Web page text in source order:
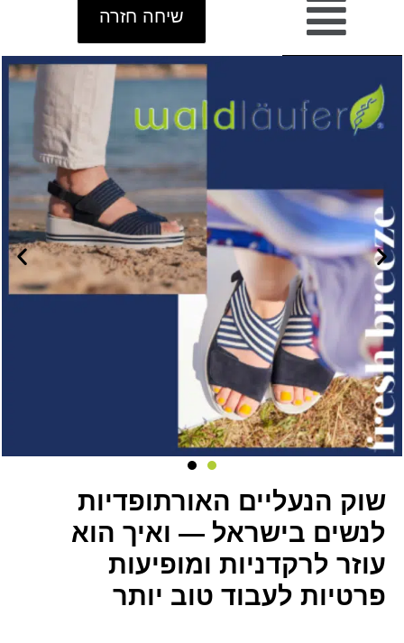
שיחה חזרה
שוק הנעליים האורתופדיות
לנשים בישראל — ואיך הוא
עוזר לרקדניות ומופיעות
פרטיות לעבוד טוב יותר